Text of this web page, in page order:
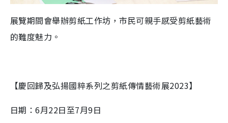
展覽期間會舉辦剪紙工作坊，市民可親手感受剪紙藝術
的難度魅力。
【慶回歸及弘揚國粹系列之剪紙傳情藝術展2023】
日期：6月22日至7月9日